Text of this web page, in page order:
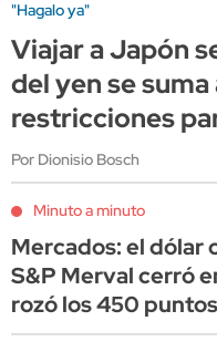
"Hagalo ya"
Viajar a Japón
del yen se suma
restricciones
Por Dionisio Bosch
Minuto a minuto
Mercados: el dólar
S&P Merval cerró
rozó los 450 puntos